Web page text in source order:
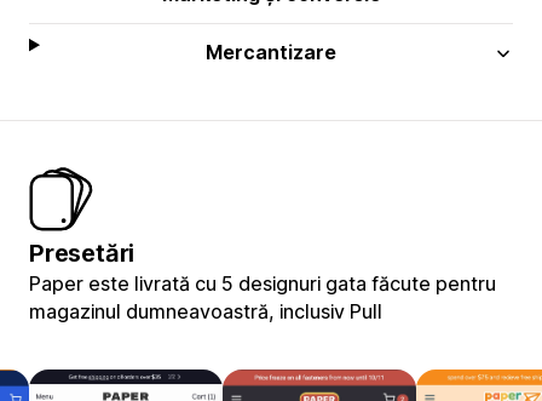
Mercantizare
Presetări
Paper este livrată cu 5 designuri gata făcute pentru
magazinul dumneavoastră, inclusiv Pull